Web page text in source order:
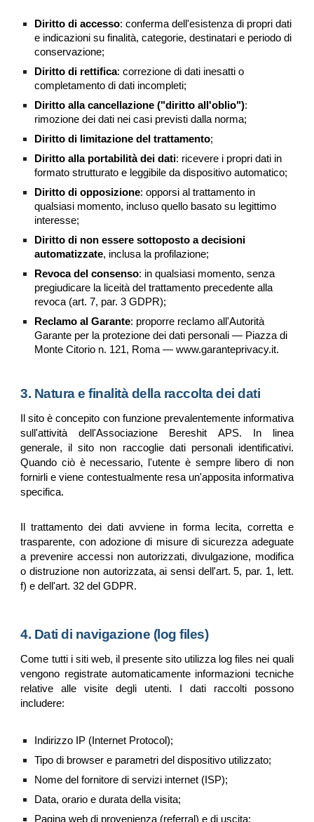
Diritto di accesso: conferma dell'esistenza di propri dati
e indicazioni su finalità, categorie, destinatari e periodo di
conservazione;
Diritto di rettifica: correzione di dati inesatti o
completamento di dati incompleti;
Diritto alla cancellazione ("diritto all'oblio"):
rimozione dei dati nei casi previsti dalla norma;
Diritto di limitazione del trattamento;
Diritto alla portabilità dei dati: ricevere i propri dati in
formato strutturato e leggibile da dispositivo automatico;
Diritto di opposizione: opporsi al trattamento in
qualsiasi momento, incluso quello basato su legittimo
interesse;
Diritto di non essere sottoposto a decisioni
automatizzate, inclusa la profilazione;
Revoca del consenso: in qualsiasi momento, senza
pregiudicare la liceità del trattamento precedente alla
revoca (art. 7, par. 3 GDPR);
Reclamo al Garante: proporre reclamo all'Autorità
Garante per la protezione dei dati personali — Piazza di
Monte Citorio n. 121, Roma — www.garanteprivacy.it.
3. Natura e finalità della raccolta dei dati
Il sito è concepito con funzione prevalentemente informativa
sull'attività dell'Associazione Bereshit APS. In linea
generale, il sito non raccoglie dati personali identificativi.
Quando ciò è necessario, l'utente è sempre libero di non
fornirli e viene contestualmente resa un'apposita informativa
specifica.
Il trattamento dei dati avviene in forma lecita, corretta e
trasparente, con adozione di misure di sicurezza adeguate
a prevenire accessi non autorizzati, divulgazione, modifica
o distruzione non autorizzata, ai sensi dell'art. 5, par. 1, lett.
f) e dell'art. 32 del GDPR.
4. Dati di navigazione (log files)
Come tutti i siti web, il presente sito utilizza log files nei quali
vengono registrate automaticamente informazioni tecniche
relative alle visite degli utenti. I dati raccolti possono
includere:
Indirizzo IP (Internet Protocol);
Tipo di browser e parametri del dispositivo utilizzato;
Nome del fornitore di servizi internet (ISP);
Data, orario e durata della visita;
Pagina web di provenienza (referral) e di uscita;